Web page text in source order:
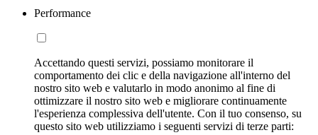
Performance
Accettando questi servizi, possiamo monitorare il
comportamento dei clic e della navigazione all'interno del
nostro sito web e valutarlo in modo anonimo al fine di
ottimizzare il nostro sito web e migliorare continuamente
l'esperienza complessiva dell'utente. Con il tuo consenso, su
questo sito web utilizziamo i seguenti servizi di terze parti: